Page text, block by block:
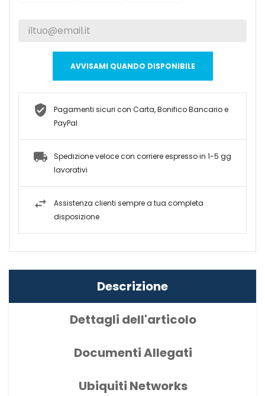
AVVISAMI QUANDO DISPONIBILE
Pagamenti sicuri con Carta, Bonifico Bancario e
PayPal
Spedizione veloce con corriere espresso in 1-5 gg
lavorativi
Assistenza clienti sempre a tua completa
disposizione
Descrizione
Dettagli dell'articolo
Documenti Allegati
Ubiquiti Networks